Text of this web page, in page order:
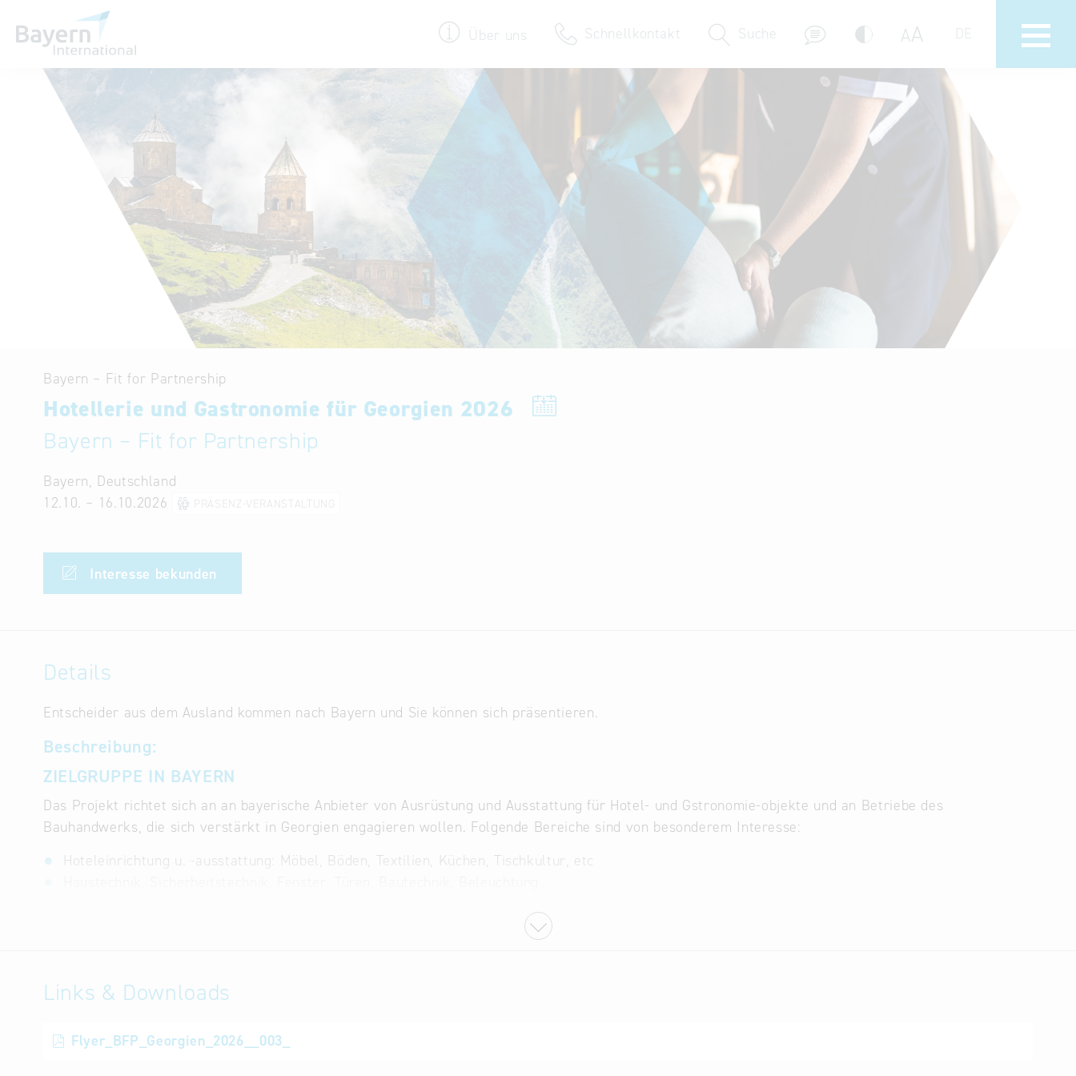
Über uns Schnellkontakt Suche AA DE
Wir über uns
Invest in Bavaria
Partner & Wirtschaftsrepräsentanzen
Publikationen
Stellenangebote
Treffen Sie uns am Infostand
Termine & Veranstaltungen
30 Jahre Bayern International
Newsroom
Newsletter
Messebeteiligungen
Delegations- & Unternehmerreisen
Bayern – Fit for Partnership
Delegationsbesuche
Key to Bavaria
Firmendatenbank
Bayern – Fit for Partnership
Hotellerie und Gastronomie für Georgien 2026
Bayern – Fit for Partnership
Bayern, Deutschland
12.10. – 16.10.2026
PRÄSENZ-VERANSTALTUNG
Interesse bekunden
Details
Entscheider aus dem Ausland kommen nach Bayern und Sie können sich präsentieren.
Beschreibung:
ZIELGRUPPE IN BAYERN
Das Projekt richtet sich an an bayerische Anbieter von Ausrüstung und Ausstattung für Hotel- und Gstronomie-objekte und an Betriebe des
Bauhandwerks, die sich verstärkt in Georgien engagieren wollen. Folgende Bereiche sind von besonderem Interesse:
Hoteleinrichtung u. -ausstattung: Möbel, Böden, Textilien, Küchen, Tischkultur, etc
Heiz-, Kühl-, Lüftungs- und Solartechnik, Wärmedämmung, Gebäudetechnik
ZIELGRUPPE IN GEORGIEN
Im Rahmen des geplanten Projektes sollen
Links & Downloads
Flyer_BFP_Georgien_2026__003_